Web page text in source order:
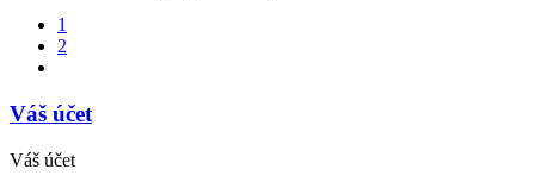
1
2
Váš účet
Váš účet